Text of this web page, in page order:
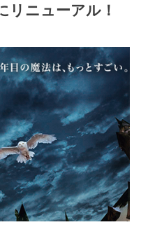
リニューアル！